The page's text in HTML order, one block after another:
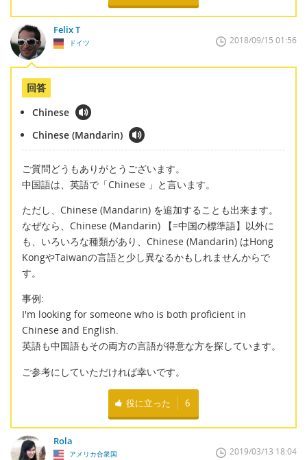
Felix T
ドイツ 2018/09/15 01:56
回答
Chinese
Chinese (Mandarin)
ご質問どうもありがとうございます。
中国語は、英語で「Chinese 」と言います。
ただし、Chinese (Mandarin) を追加することも出来ます。
なぜなら、Chinese (Mandarin) 【=中国の標準語】以外に
も、いろいろな種類があり、Chinese (Mandarin) はHong
KongやTaiwanの言語と少し異なるかもしれませんからで
す。
事例:
I'm looking for someone who is both proficient in
Chinese and English.
英語も中国語もその両方の言語が得意な方を探しています。
ご参考にしていただければ幸いです。
役に立った 6
Rola
アメリカ合衆国 2019/03/13 18:04